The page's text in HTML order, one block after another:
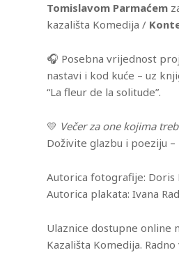
Tomislavom Parmaćem
kazališta Komedija /
🎧 Posebna vrijednost
nastavi i kod kuće – uz
“La fleur de la solitude”.
💛 Večer za one kojima
Doživite glazbu i poeziju –
Autorica fotografije: Doris
Autorica plakata: Ivana
Ulaznice dostupne online
Kazališta Komedija.